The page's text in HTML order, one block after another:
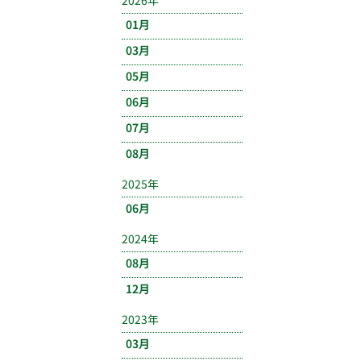
01月
03月
05月
06月
07月
08月
2025年
06月
2024年
08月
12月
2023年
03月